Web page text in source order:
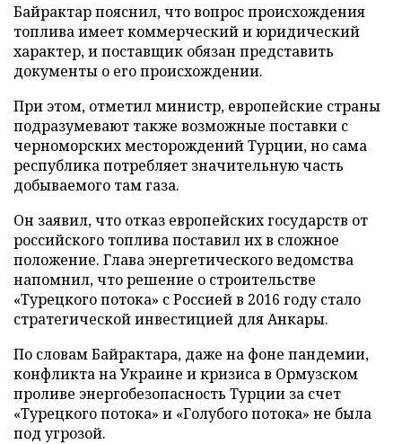
Байрактар пояснил, что вопрос происхождения
топлива имеет коммерческий и юридический
характер, и поставщик обязан представить
документы о его происхождении.
При этом, отметил министр, европейские страны
подразумевают также возможные поставки с
черноморских месторождений Турции, но сама
республика потребляет значительную часть
добываемого там газа.
Он заявил, что отказ европейских государств от
российского топлива поставил их в сложное
положение. Глава энергетического ведомства
напомнил, что решение о строительстве
«Турецкого потока» с Россией в 2016 году стало
стратегической инвестицией для Анкары.
По словам Байрактара, даже на фоне пандемии,
конфликта на Украине и кризиса в Ормузском
проливе энергобезопасность Турции за счет
«Турецкого потока» и «Голубого потока» не была
под угрозой.